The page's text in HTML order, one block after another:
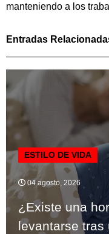
manteniendo a los
Entradas
ESTILO DE VIDA
04 agosto, 2026
¿Existe una
levantarse tras